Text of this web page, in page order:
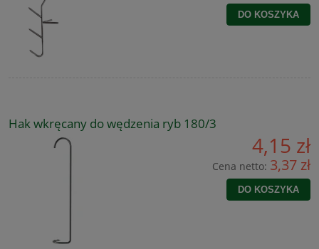
DO KOSZYKA
Hak wkręcany do wędzenia ryb 180/3
4,15 zł
Cena netto: 3,37 zł
DO KOSZYKA